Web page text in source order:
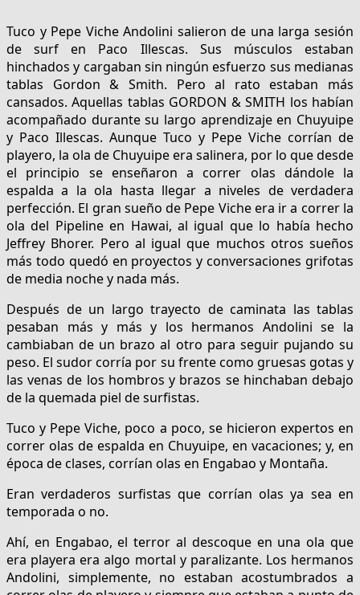
Tuco y Pepe Viche Andolini salieron de una larga sesión
de surf en Paco Illescas. Sus músculos estaban
hinchados y cargaban sin ningún esfuerzo sus medianas
tablas Gordon & Smith. Pero al rato estaban más
cansados. Aquellas tablas GORDON & SMITH los habían
acompañado durante su largo aprendizaje en Chuyuipe
y Paco Illescas. Aunque Tuco y Pepe Viche corrían de
playero, la ola de Chuyuipe era salinera, por lo que desde
el principio se enseñaron a correr olas dándole la
espalda a la ola hasta llegar a niveles de verdadera
perfección. El gran sueño de Pepe Viche era ir a correr la
ola del Pipeline en Hawai, al igual que lo había hecho
Jeffrey Bhorer. Pero al igual que muchos otros sueños
más todo quedó en proyectos y conversaciones grifotas
de media noche y nada más.
Después de un largo trayecto de caminata las tablas
pesaban más y más y los hermanos Andolini se la
cambiaban de un brazo al otro para seguir pujando su
peso. El sudor corría por su frente como gruesas gotas y
las venas de los hombros y brazos se hinchaban debajo
de la quemada piel de surfistas.
Tuco y Pepe Viche, poco a poco, se hicieron expertos en
correr olas de espalda en Chuyuipe, en vacaciones; y, en
época de clases, corrían olas en Engabao y Montaña.
Eran verdaderos surfistas que corrían olas ya sea en
temporada o no.
Ahí, en Engabao, el terror al descoque en una ola que
era playera era algo mortal y paralizante. Los hermanos
Andolini, simplemente, no estaban acostumbrados a